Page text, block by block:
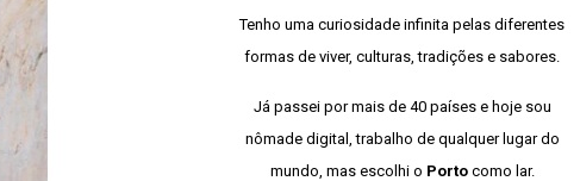
Tenho uma curiosidade infinita pelas diferentes
formas de viver, culturas, tradições e sabores.
Já passei por mais de 40 países e hoje sou
nômade digital, trabalho de qualquer lugar do
mundo, mas escolhi o Portocomo lar.